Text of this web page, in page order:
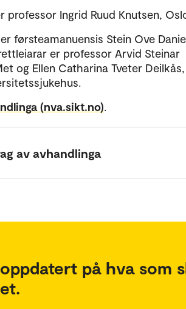
professor Ingrid Ruud Knutsen,
førsteamanuensis Stein Ove
er professor Arvid Steinar
og Ellen Catharina Tveter Deilkås,
(nva.sikt.no)
av avhandlinga
på hva som